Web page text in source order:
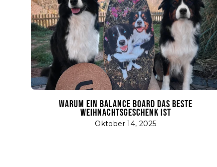
WARUM EIN BALANCE BOARD DAS BESTE
WEIHNACHTSGESCHENK IST
Oktober 14, 2025